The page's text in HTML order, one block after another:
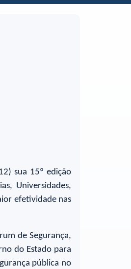
sua 15º edição
Universidades,
efetividade nas
de Segurança,
do Estado para
pública no